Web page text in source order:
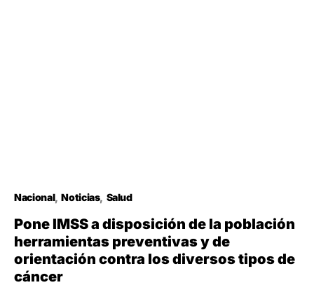
Nacional Noticias Salud
Pone IMSS a disposición de la población
herramientas preventivas y de
orientación contra los diversos tipos de
cáncer